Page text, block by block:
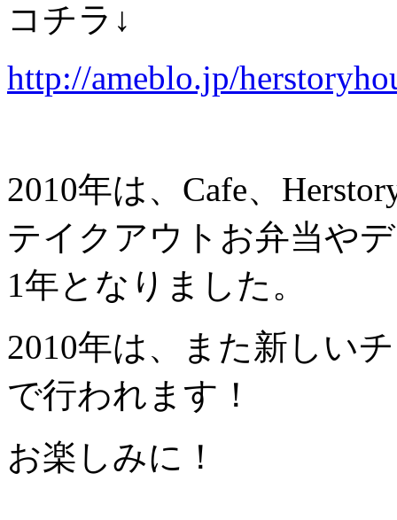
コチラ↓
http://ameblo.jp/
2010年は、Cafe、
テイクアウトお弁当や
1年となりました。
2010年は、また新しい
で行われます！
お楽しみに！